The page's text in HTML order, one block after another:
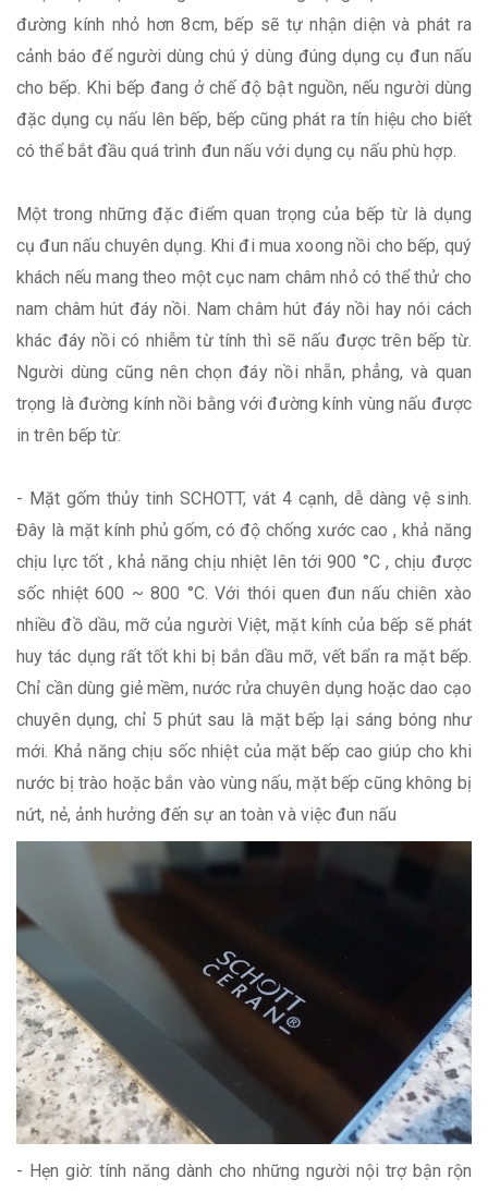
đường kính nhỏ hơn 8cm, bếp sẽ tự nhận diện và phát ra
cảnh báo để người dùng chú ý dùng đúng dụng cụ đun nấu
cho bếp. Khi bếp đang ở chế độ bật nguồn, nếu người dùng
đặc dụng cụ nấu lên bếp, bếp cũng phát ra tín hiệu cho biết
có thể bắt đầu quá trình đun nấu với dụng cụ nấu phù hợp.
Một trong những đặc điểm quan trọng của bếp từ là dụng
cụ đun nấu chuyên dụng. Khi đi mua xoong nồi cho bếp, quý
khách nếu mang theo một cục nam châm nhỏ có thể thử cho
nam châm hút đáy nồi. Nam châm hút đáy nồi hay nói cách
khác đáy nồi có nhiễm từ tính thì sẽ nấu được trên bếp từ.
Người dùng cũng nên chọn đáy nồi nhẵn, phẳng, và quan
trọng là đường kính nồi bằng với đường kính vùng nấu được
in trên bếp từ:
- Mặt gốm thủy tinh SCHOTT, vát 4 cạnh, dễ dàng vệ sinh.
Đây là mặt kính phủ gốm, có độ chống xước cao , khả năng
chịu lực tốt , khả năng chịu nhiệt lên tới 900 °C , chịu được
sốc nhiệt 600 ~ 800 °C. Với thói quen đun nấu chiên xào
nhiều đồ dầu, mỡ của người Việt, mặt kính của bếp sẽ phát
huy tác dụng rất tốt khi bị bắn dầu mỡ, vết bẩn ra mặt bếp.
Chỉ cần dùng giẻ mềm, nước rửa chuyên dụng hoặc dao cạo
chuyên dụng, chỉ 5 phút sau là mặt bếp lại sáng bóng như
mới. Khả năng chịu sốc nhiệt của mặt bếp cao giúp cho khi
nước bị trào hoặc bắn vào vùng nấu, mặt bếp cũng không bị
nứt, nẻ, ảnh hưởng đến sự an toàn và việc đun nấu
- Hẹn giờ: tính năng dành cho những người nội trợ bận rộn